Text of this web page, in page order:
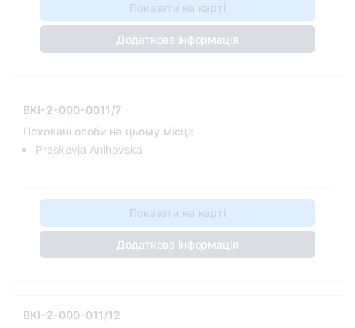
Показати на карті
Додаткова інформація
BKI-2-000-0011/7
Поховані особи на цьому місці:
Praskovja Anihovska
Показати на карті
Додаткова інформація
BKI-2-000-011/12